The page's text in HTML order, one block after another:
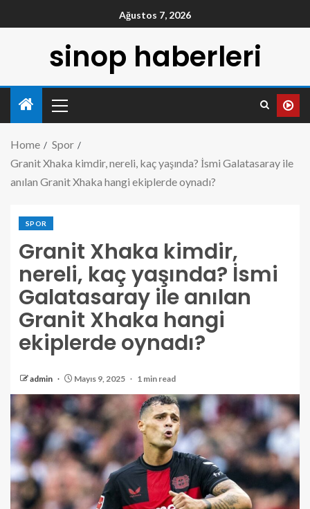
Ağustos 7, 2026
sinop haberleri
Home
Spor
Granit Xhaka kimdir, nereli, kaç yaşında? İsmi Galatasaray ile
anılan Granit Xhaka hangi ekiplerde oynadı?
SPOR
Granit Xhaka kimdir,
nereli, kaç yaşında? İsmi
Galatasaray ile anılan
Granit Xhaka hangi
ekiplerde oynadı?
admin Mayıs 9, 2025 1 min read